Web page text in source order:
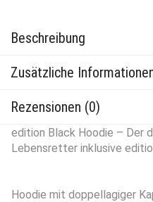
Beschreibung
Zusätzliche
Rezensionen (0)
edition Black Hoodie – Der
Lebensretter inklusive
Hoodie mit doppellagiger